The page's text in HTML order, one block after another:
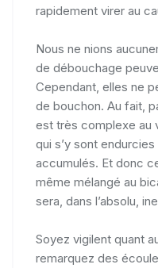
rapidement virer au
Nous ne nions
de débouchage
Cependant, elles ne
de bouchon. Au fait,
est très complexe au
qui s’y sont
accumulés. Et donc
même mélangé au
sera, dans l’absolu,
Soyez vigilent quant
remarquez des